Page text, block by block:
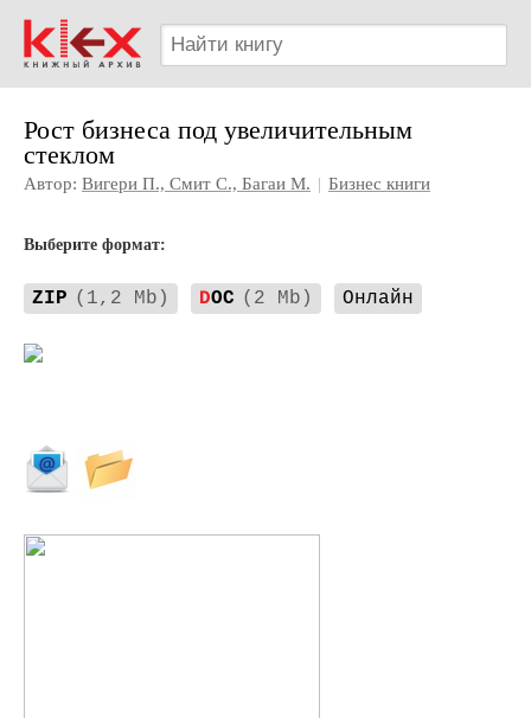
Рост бизнеса под увеличительным
стеклом
Автор: Вигери П., Смит С., Багаи М. | Бизнес книги
Выберите формат:
ZIP (1,2 Mb) DOC (2 Mb) Онлайн